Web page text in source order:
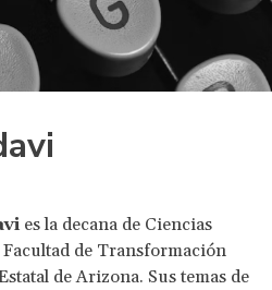
es la decana de Ciencias
de Transformación
de Arizona. Sus temas de